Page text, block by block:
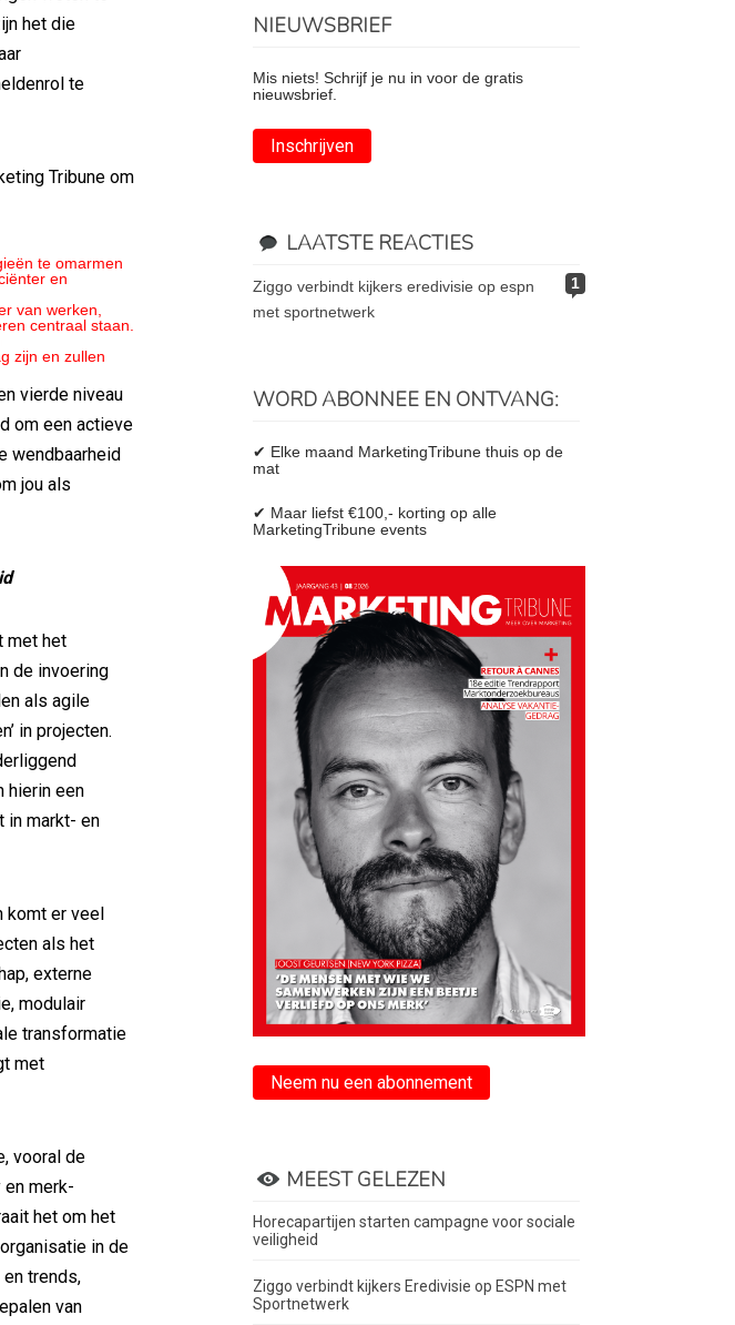
het die
te
Tribune om
te omarmen
en
van werken,
centraal staan.
zijn en zullen
vierde niveau
om een actieve
wendbaarheid
jou als
met het
de invoering
als agile
in projecten.
hierin een
in markt- en
komt er veel
als het
externe
modulair
transformatie
met
vooral de
merk-
het om het
in de
trends,
van
NIEUWSBRIEF
Mis niets! Schrijf je nu in voor de gratis
nieuwsbrief.
Inschrijven
LAATSTE REACTIES
1
ziggo verbindt kijkers eredivisie op espn
met sportnetwerk
WORD ABONNEE EN ONTVANG:
✔ Elke maand MarketingTribune thuis op de
mat
✔ Maar liefst €100,- korting op alle
MarketingTribune events
Neem nu een abonnement
MEEST GELEZEN
Horecapartijen starten campagne voor sociale
veiligheid
Ziggo verbindt kijkers Eredivisie op ESPN met
Sportnetwerk